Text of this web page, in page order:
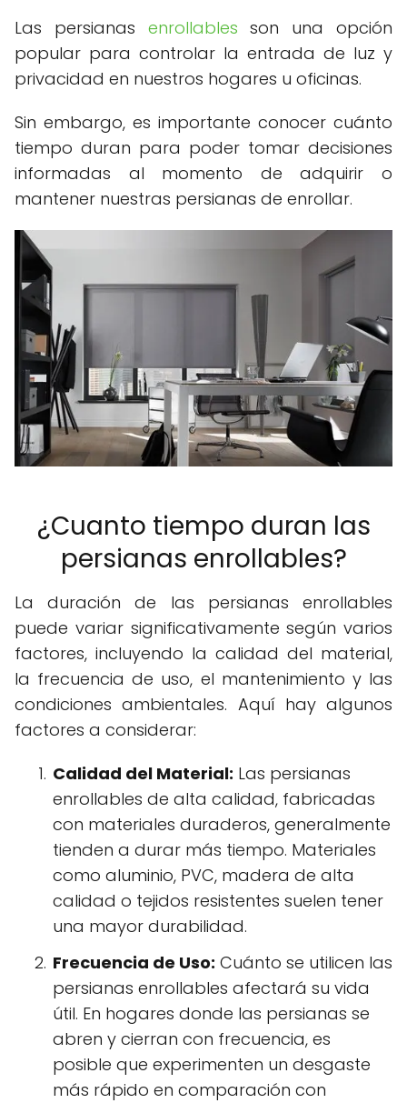
Las persianas enrollables son una opción
popular para controlar la entrada de luz y
privacidad en nuestros hogares u oficinas.
Sin embargo, es importante conocer cuánto
tiempo duran para poder tomar decisiones
informadas al momento de adquirir o
mantener nuestras persianas de enrollar.
¿Cuanto tiempo duran las
persianas enrollables?
La duración de las persianas enrollables
puede variar significativamente según varios
factores, incluyendo la calidad del material,
la frecuencia de uso, el mantenimiento y las
condiciones ambientales. Aquí hay algunos
factores a considerar:
Calidad del Material: Las persianas
enrollables de alta calidad, fabricadas
con materiales duraderos, generalmente
tienden a durar más tiempo. Materiales
como aluminio, PVC, madera de alta
calidad o tejidos resistentes suelen tener
una mayor durabilidad.
Frecuencia de Uso: Cuánto se utilicen las
persianas enrollables afectará su vida
útil. En hogares donde las persianas se
abren y cierran con frecuencia, es
posible que experimenten un desgaste
más rápido en comparación con